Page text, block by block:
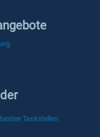
Tankstellen